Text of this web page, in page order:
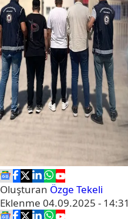
Oluşturan Özge Tekeli
Eklenme 04.09.2025 - 14:31